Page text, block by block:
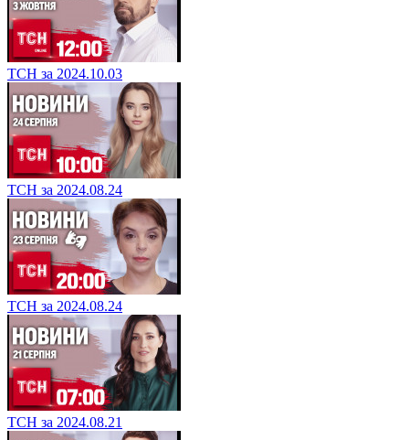
ТСН за 2024.10.03
ТСН за 2024.08.24
ТСН за 2024.08.24
ТСН за 2024.08.21